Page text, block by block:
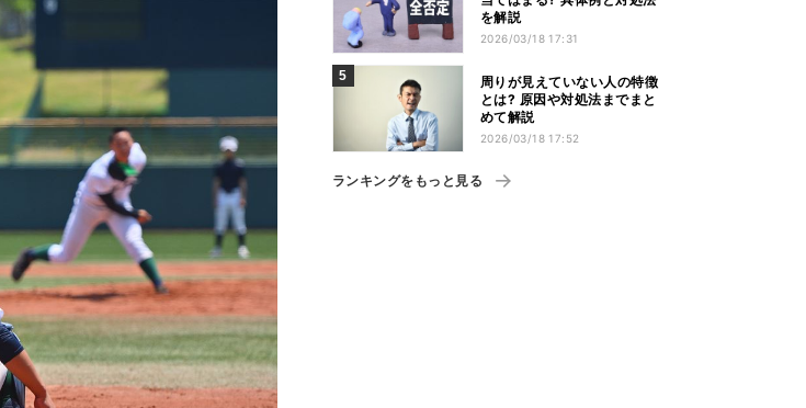
を解説
2026/03/18 17:31
周りが見えていない人の特徴
とは? 原因や対処法までまと
めて解説
2026/03/18 17:52
ランキングをもっと見る